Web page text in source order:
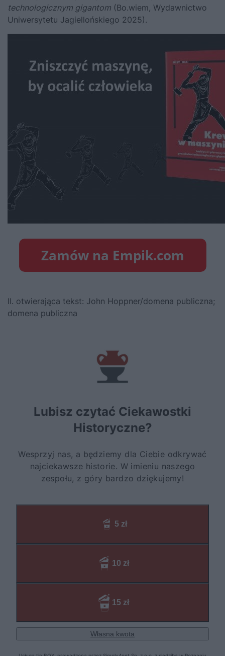
technologicznym gigantom (Bo.wiem, Wydawnictwo
Uniwersytetu Jagiellońskiego 2025).
Il. otwierająca tekst: John Hoppner/domena publiczna;
domena publiczna